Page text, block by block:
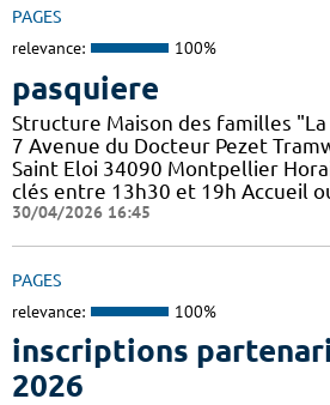
PAGES
relevance: 100%
pasquiere
Structure Maison des familles
7 Avenue du Docteur Pezet
Saint Eloi 34090 Montpellier
clés entre 13h30 et 19h Accueil
30/04/2026 16:45
PAGES
relevance: 100%
inscriptions
2026